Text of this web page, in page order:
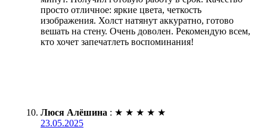
просто отличное: яркие цвета, четкость
изображения. Холст натянут аккуратно, готово
вешать на стену. Очень доволен. Рекомендую всем,
кто хочет запечатлеть воспоминания!
Люся Алёшина : ★ ★ ★ ★ ★
23.05.2025